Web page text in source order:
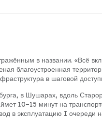
в названии. «Всё
благоустроенная
в шаговой
в Шушарах, вдоль
10–15 минут на
в эксплуатацию I очереди